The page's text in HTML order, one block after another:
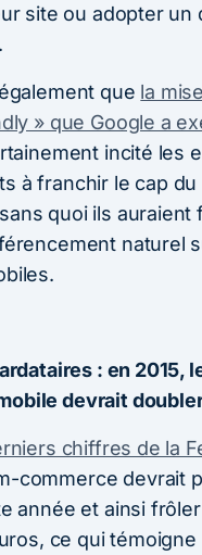
site ou adopter un
que la
» que Google a
incité les
à franchir le cap du
quoi ils auraient
naturel
: en 2015,
devrait
chiffres de la
commerce devrait
année et ainsi
ce qui témoigne